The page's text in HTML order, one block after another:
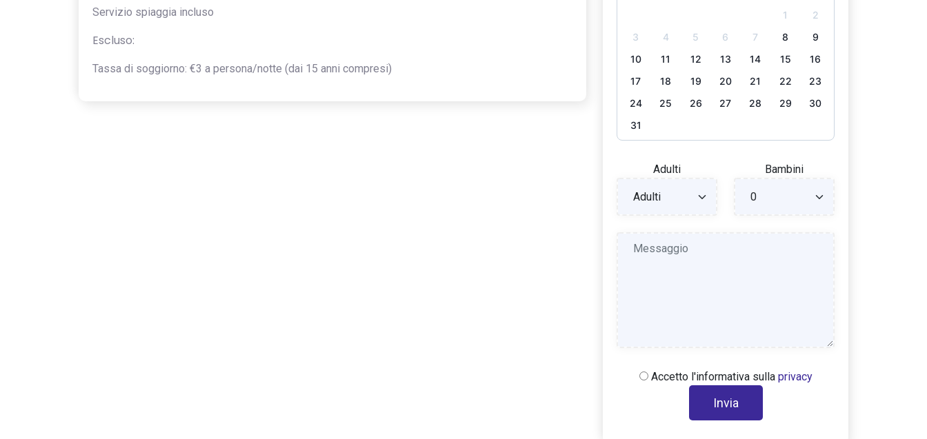
Servizio spiaggia incluso
Escluso:
Tassa di soggiorno: €3 a persona/notte (dai 15 anni compresi)
1
2
3
4 5 6 7 8
9
10
11 12 13 14 15
16
17
18 19 20 21 22
23
24
25 26 27 28 29
30
31
Adulti Bambini
Accetto l'informativa sulla privacy